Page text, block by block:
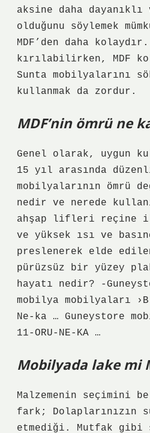
aksine daha dayanıklı
olduğunu söylemek
MDF’den daha
kırılabilirken, MDF
Sunta mobilyalarını
kullanmak da zordur.
MDF’nin ömrü ne
Genel olarak, uygun
15 yıl arasında
mobilyalarının ömrü
nedir ve nerede
ahşap lifleri reçine
ve yüksek ısı ve
preslenerek elde
pürüzsüz bir yüzey
hayatı nedir? -
mobilya mobilyaları
Ne-ka … Guneystore
11-ORU-NE-KA …
Mobilyada lake mi
Malzemenin seçimini
fark; Dolaplarınızın
etmediği. Mutfak gibi